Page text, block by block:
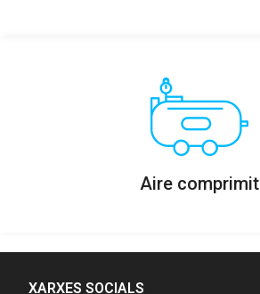
Aire comprimit
XARXES SOCIALS